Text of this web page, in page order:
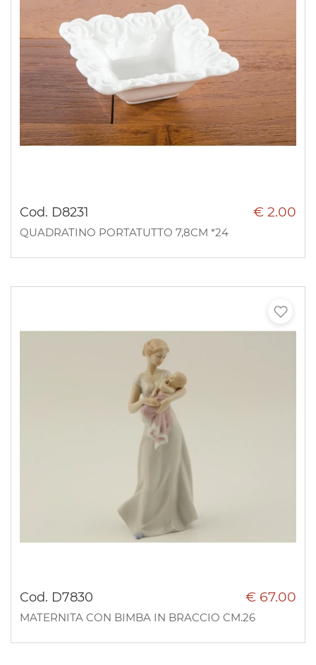
Cod. D8231 € 2.00
QUADRATINO PORTATUTTO 7,8CM *24
Cod. D7830 € 67.00
MATERNITA CON BIMBA IN BRACCIO CM.26